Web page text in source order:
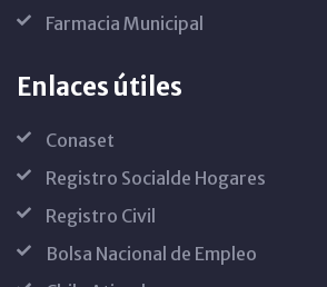
Farmacia Municipal
Enlaces útiles
Conaset
Registro Socialde Hogares
Registro Civil
Bolsa Nacional de Empleo